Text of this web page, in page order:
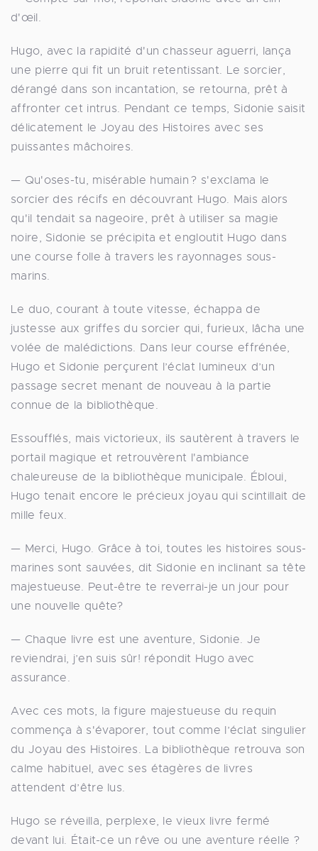
d'œil.
Hugo, avec la rapidité d'un chasseur aguerri, lança
une pierre qui fit un bruit retentissant. Le sorcier,
dérangé dans son incantation, se retourna, prêt à
affronter cet intrus. Pendant ce temps, Sidonie saisit
délicatement le Joyau des Histoires avec ses
puissantes mâchoires.
— Qu'oses-tu, misérable humain ? s'exclama le
sorcier des récifs en découvrant Hugo. Mais alors
qu'il tendait sa nageoire, prêt à utiliser sa magie
noire, Sidonie se précipita et engloutit Hugo dans
une course folle à travers les rayonnages sous-
marins.
Le duo, courant à toute vitesse, échappa de
justesse aux griffes du sorcier qui, furieux, lâcha une
volée de malédictions. Dans leur course effrénée,
Hugo et Sidonie perçurent l’éclat lumineux d’un
passage secret menant de nouveau à la partie
connue de la bibliothèque.
Essoufflés, mais victorieux, ils sautèrent à travers le
portail magique et retrouvèrent l'ambiance
chaleureuse de la bibliothèque municipale. Ébloui,
Hugo tenait encore le précieux joyau qui scintillait de
mille feux.
— Merci, Hugo. Grâce à toi, toutes les histoires sous-
marines sont sauvées, dit Sidonie en inclinant sa tête
majestueuse. Peut-être te reverrai-je un jour pour
une nouvelle quête?
— Chaque livre est une aventure, Sidonie. Je
reviendrai, j’en suis sûr! répondit Hugo avec
assurance.
Avec ces mots, la figure majestueuse du requin
commença à s'évaporer, tout comme l’éclat singulier
du Joyau des Histoires. La bibliothèque retrouva son
calme habituel, avec ses étagères de livres
attendent d’être lus.
Hugo se réveilla, perplexe, le vieux livre fermé
devant lui. Était-ce un rêve ou une aventure réelle ?